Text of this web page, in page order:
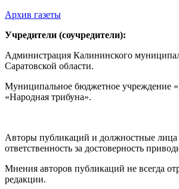
Архив газеты
Учредители (соучредители):
Администрация Калининского
Саратовской области.
Муниципальное бюджетное учреждение
«Народная трибуна».
Авторы публикаций и должностные лица
ответственность за достоверность
Мнения авторов публикаций не всегда
редакции.